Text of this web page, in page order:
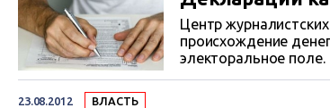
Центр
происхождение
электоральное поле.
23.08.2012 ВЛАСТЬ